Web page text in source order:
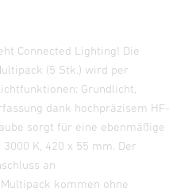
Connected Lighting! Die
(5 Stk.) wird per
Grundlicht,
dank hochpräzisem HF-
sorgt für eine ebenmäßige
K, 420 x 55 mm. Der
an
kommen ohne